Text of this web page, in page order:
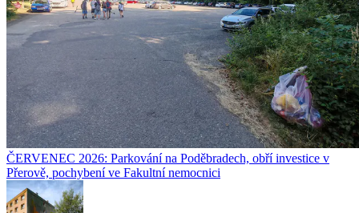
ČERVENEC 2026: Parkování na Poděbradech, obří investice v
Přerově, pochybení ve Fakultní nemocnici